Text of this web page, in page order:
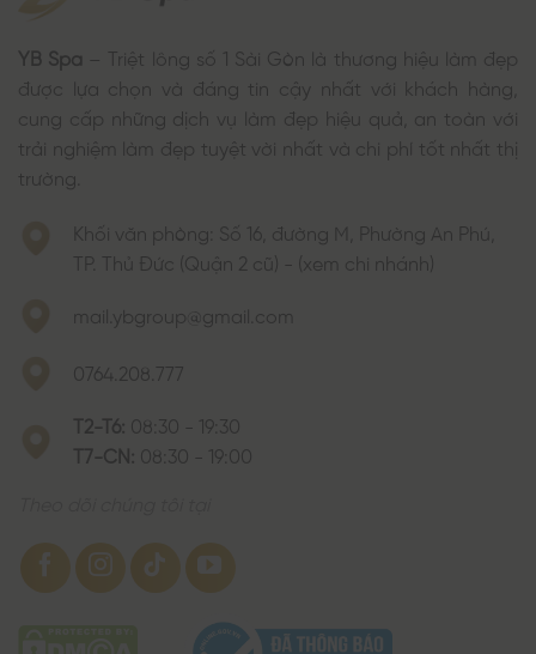
YB Spa – Triệt lông số 1 Sài Gòn là thương hiệu làm đẹp
được lựa chọn và đáng tin cậy nhất với khách hàng,
cung cấp những dịch vụ làm đẹp hiệu quả, an toàn với
trải nghiệm làm đẹp tuyệt vời nhất và chi phí tốt nhất thị
trường.
Khối văn phòng: Số 16, đường M, Phường An Phú,
TP. Thủ Đức (Quận 2 cũ) - (xem chi nhánh)
mail.ybgroup@gmail.com
0764.208.777
T2-T6: 08:30 - 19:30
T7-CN: 08:30 - 19:00